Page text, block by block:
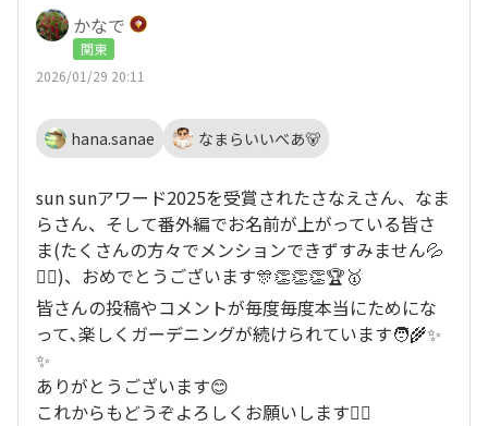
かなで
関東
2026/01/29 20:11
hana.sanae なまらいいべあ🐻
sun sunアワード2025を受賞されたさなえさん、なま
らさん、そして番外編でお名前が上がっている皆さ
ま(たくさんの方々でメンションできずすみません💦
🙇‍♀️)、おめでとうございます🎊👏👏👏🏆🥇
皆さんの投稿やコメントが毎度毎度本当にためにな
って､楽しくガーデニングが続けられています🧑‍🌾✨
✨
ありがとうございます😊
これからもどうぞよろしくお願いします🙇‍♀️